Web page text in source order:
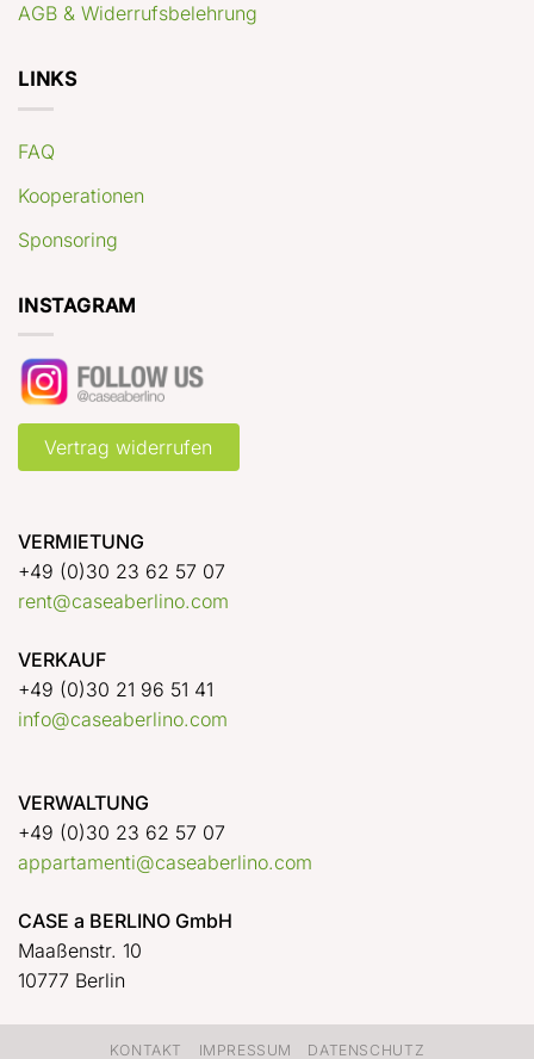
AGB & Widerrufsbelehrung
LINKS
FAQ
Kooperationen
Sponsoring
INSTAGRAM
Vertrag widerrufen
VERMIETUNG
+49 (0)30 23 62 57 07
rent@caseaberlino.com
VERKAUF
+49 (0)30 21 96 51 41
info@caseaberlino.com
VERWALTUNG
+49 (0)30 23 62 57 07
appartamenti@caseaberlino.com
CASE a BERLINO GmbH
Maaßenstr. 10
10777 Berlin
KONTAKT IMPRESSUM DATENSCHUTZ